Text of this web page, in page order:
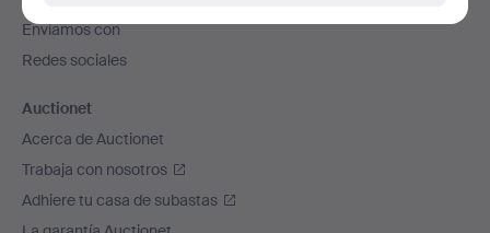
de
página
Enviamos con
Redes sociales
Auctionet
Acerca de Auctionet
Trabaja con nosotros
Adhiere tu casa de subastas